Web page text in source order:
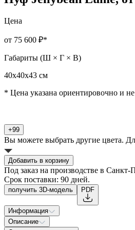
Цена
от 75 600 ₽*
Габариты (Ш × Г × В)
40х40х43 см
* Цена указана ориентировочно и не
+99
Вы можете выбрать другие цвета.
Добавить в корзину
Под заказ на производстве в Санкт-
Срок поставки: 90 дней.
получить 3D-модель PDF
Информация
Материалы исполнения
Описание